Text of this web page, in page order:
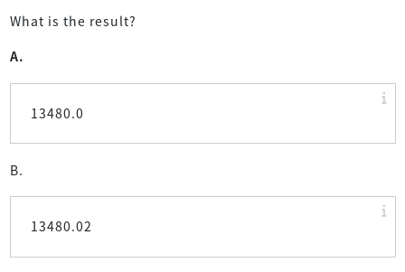
What is the result?
A.
13480.0
B.
13480.02